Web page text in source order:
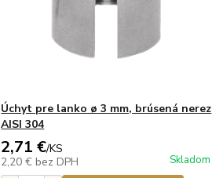
Úchyt pre lanko ø 3 mm, brúsená nerez
AISI 304
2,71 €/KS
2,20 € bez DPH Skladom